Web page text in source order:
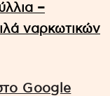
–
ναρκωτικών
Google